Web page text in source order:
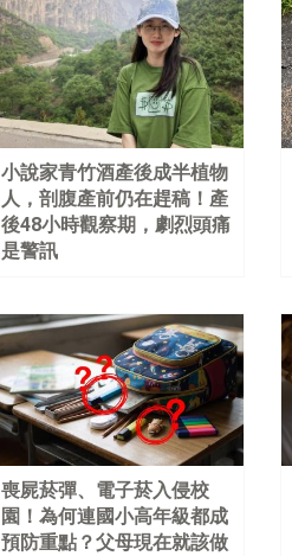
小說家青竹酒產後成半植物
人，剖腹產前仍在趕稿！產
後48小時觀察期，劇烈頭痛
是警訊
喪屍菸彈、電子菸入侵校
園！為何連國小高年級都成
預防重點？父母現在就該做